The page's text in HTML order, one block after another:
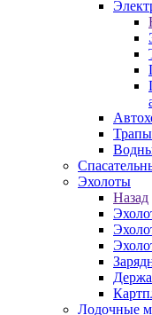
Трапы
Эхолоты
Назад
Лодочные